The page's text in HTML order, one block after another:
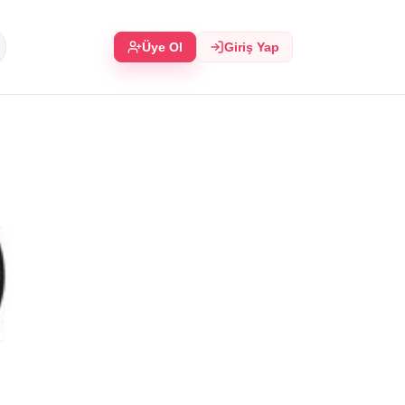
Üye Ol Giriş Yap